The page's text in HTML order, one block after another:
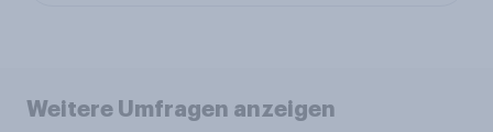
Weitere Umfragen anzeigen